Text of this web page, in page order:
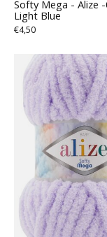
Softy Mega - Alize
Light Blue
€4,50